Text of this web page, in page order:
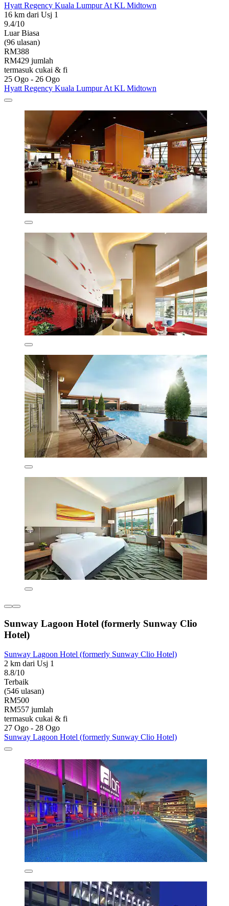
Hyatt Regency Kuala Lumpur At KL Midtown
16 km dari Usj 1
9.4/10
Luar Biasa
(96 ulasan)
RM388
RM429 jumlah
termasuk cukai & fi
25 Ogo - 26 Ogo
Hyatt Regency Kuala Lumpur At KL Midtown
Sunway Lagoon Hotel (formerly Sunway Clio
Hotel)
Sunway Lagoon Hotel (formerly Sunway Clio Hotel)
2 km dari Usj 1
8.8/10
Terbaik
(546 ulasan)
RM500
RM557 jumlah
termasuk cukai & fi
27 Ogo - 28 Ogo
Sunway Lagoon Hotel (formerly Sunway Clio Hotel)